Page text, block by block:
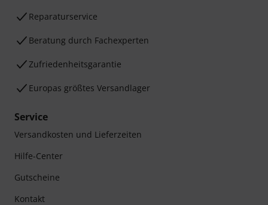
Reparaturservice
Beratung durch Fachexperten
Zufriedenheitsgarantie
Europas größtes Versandlager
Service
Versandkosten und Lieferzeiten
Hilfe-Center
Gutscheine
Kontakt